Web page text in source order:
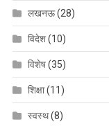
लखनऊ(28)
विदेश(10)
विशेष(35)
शिक्षा(11)
स्वस्थ(8)